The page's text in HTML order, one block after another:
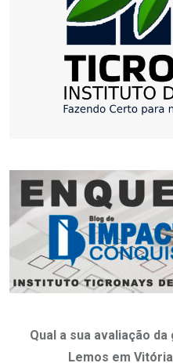
Qual a sua avaliação
Lemos em